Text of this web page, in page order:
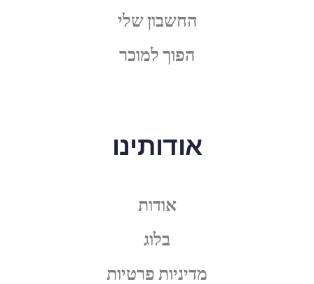
החשבון שלי
הפוך למוכר
אודותינו
אודות
בלוג
מדיניות פרטיות